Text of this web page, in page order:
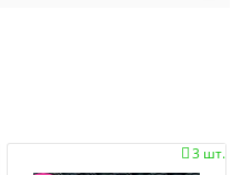
3 шт.
